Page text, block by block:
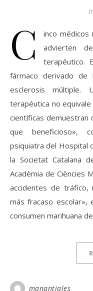
C
inco
advierten
terapéutico.
fármaco derivado de
esclerosis múltiple.
terapéutica no
científicas demuestran
que beneficioso»,
psiquiatra del Hospital
la Societat Catalana
Acadèmia de Ciències
accidentes de
más fracaso escolar»,
consumen marihuana
manantiales